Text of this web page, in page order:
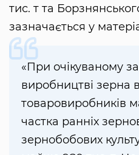
тис. т та
зазначається у
«При очікуваному
виробництві зерна
товаровиробників
частка ранніх
зернобобових